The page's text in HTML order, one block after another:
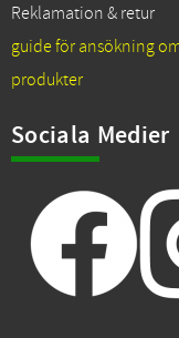
Reklamation & retur
guide för ansökning
produkter
Sociala Medier